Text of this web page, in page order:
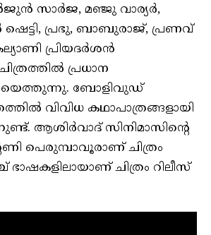
സാര്‍ജ, മഞ്ജു വാര്യര്‍,
ഷെട്ടി, പ്രഭു, ബാബുരാജ്, പ്രണവ്
പ്രിയദര്‍ശന്‍
പ്രധാന
ബോളിവുഡ്
വിവിധ കഥാപാത്രങ്ങളായി
ആശിർവാദ് സിനിമാസിന്റെ
പെരുമ്പാവൂരാണ് ചിത്രം
ഭാഷകളിലായാണ് ചിത്രം റിലീസ്